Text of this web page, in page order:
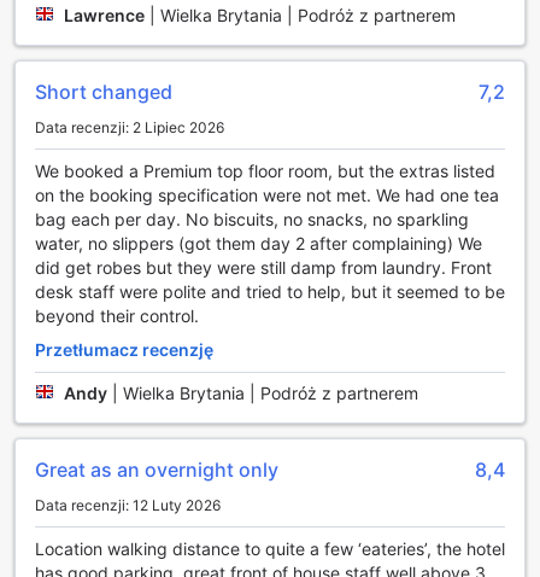
zadbany, co podnosi komfort pobytu.
pomagają w organizacji atrakcji i zapewniają niezbędne
informacje o lokalnych atrakcjach. Goście mogą korzystać
z bezpłatnego Wi-Fi w pokojach oraz w ogólnodostępnych
częściach obiektu, co ułatwia planowanie dnia i
pozostawanie w kontakcie z bliskimi. Dla tych, którzy cenią
sobie wygodę, usługa room service umożliwia zamówienie
posiłków bezpośrednio do pokoju, a ekspresowe
zameldowanie i wymeldowanie sprawia, że podróżni mogą
cieszyć się czasem spędzonym w Bournemouth bez
zbędnych formalności. Dodatkowo, możliwość
przechowywania bagażu pozwala na swobodne
zwiedzanie miasta nawet po wymeldowaniu.
Udogodnienia transportowe w Holiday Inn Bournemouth
Holiday Inn Bournemouth oferuje szereg dogodnych
udogodnień transportowych, które sprawiają, że
podróżowanie w tym malowniczym mieście jest niezwykle
wynajmu samochodów, co pozwala na swobodne
odkrywanie uroków Bournemouth i okolic. Dla tych, którzy
preferują bardziej tradycyjne formy transportu, hotel
Lawrence Wielka Brytania | Podróż z partnerem
Short changed 7,2
Data recenzji: 2 Lipiec 2026
We booked a Premium top floor room, but the extras listed
on the booking specification were not met. We had one tea
bag each per day. No biscuits, no snacks, no sparkling
water, no slippers (got them day 2 after complaining) We
did get robes but they were still damp from laundry. Front
desk staff were polite and tried to help, but it seemed to be
beyond their control.
Przetłumacz recenzję
Andy Wielka Brytania | Podróż z partnerem
Great as an overnight only 8,4
Data recenzji: 12 Luty 2026
Location walking distance to quite a few ‘eateries’, the hotel
has good parking, great front of house staff well above 3